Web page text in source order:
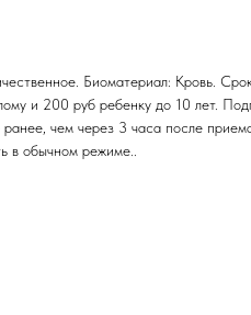
Биоматериал: Кровь.
и 200 руб ребенку до 10 лет.
ранее, чем через 3 часа после
в обычном режиме..